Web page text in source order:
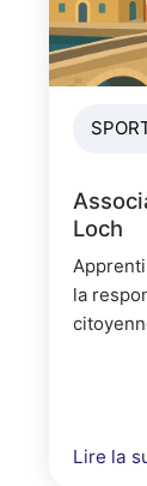
Loch
la
Lire la